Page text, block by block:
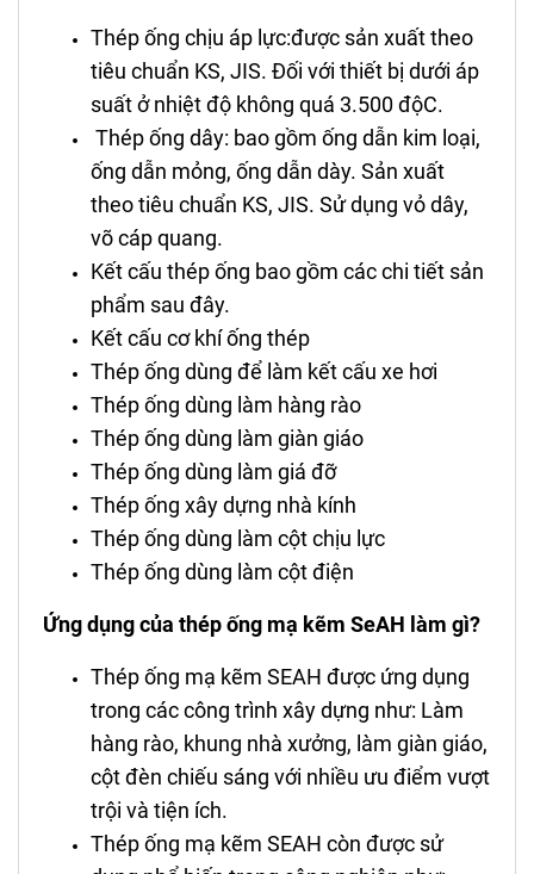
Thép ống chịu áp lực:được sản xuất theo
tiêu chuẩn KS, JIS. Đối với thiết bị dưới áp
suất ở nhiệt độ không quá 3.500 độC.
Thép ống dây: bao gồm ống dẫn kim loại,
ống dẫn mỏng, ống dẫn dày. Sản xuất
theo tiêu chuẩn KS, JIS. Sử dụng vỏ dây,
võ cáp quang.
Kết cấu thép ống bao gồm các chi tiết sản
phẩm sau đây.
Kết cấu cơ khí ống thép
Thép ống dùng để làm kết cấu xe hơi
Thép ống dùng làm hàng rào
Thép ống dùng làm giàn giáo
Thép ống dùng làm giá đỡ
Thép ống xây dựng nhà kính
Thép ống dùng làm cột chịu lực
Thép ống dùng làm cột điện
Ứng dụng của thép ống mạ kẽm SeAH làm gì?
Thép ống mạ kẽm SEAH được ứng dụng
trong các công trình xây dựng như: Làm
hàng rào, khung nhà xưởng, làm giàn giáo,
cột đèn chiếu sáng với nhiều ưu điểm vượt
trội và tiện ích.
Thép ống mạ kẽm SEAH còn được sử